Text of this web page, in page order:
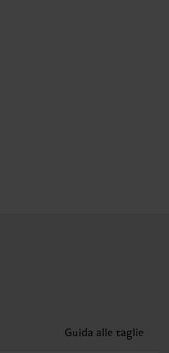
Guida alle taglie